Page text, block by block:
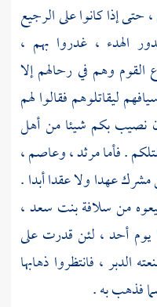
إذا كانوا علىالرجيع
الهدء ، غدروا بهم ،
القوم وهم في رحالهم إلا
ليقاتلوهم فقالوا لهم
نصيب بكم شيئا من أهل
. فأمامرثد ،وعاصم ،
مشرك عهدا ولا عقدا أبدا .
منسلافة بنت سعد ،
أحد ، لئن قدرت على
الدبر ، فانتظروا ذهابها
فذهب به .